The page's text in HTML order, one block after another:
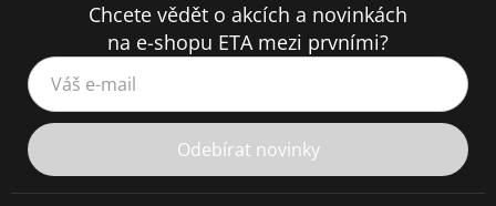
Chcete vědět o akcích a novinkách
na e-shopu ETA mezi prvními?
Váš e-mail
Odebírat novinky